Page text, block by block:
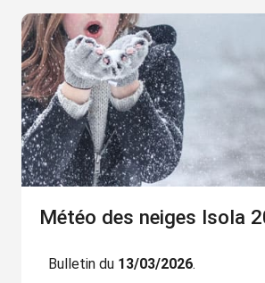
Météo des neiges Isola
Bulletin du 13/03/2026.